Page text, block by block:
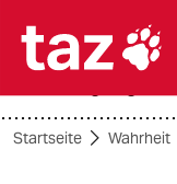

Startseite Wahrheit